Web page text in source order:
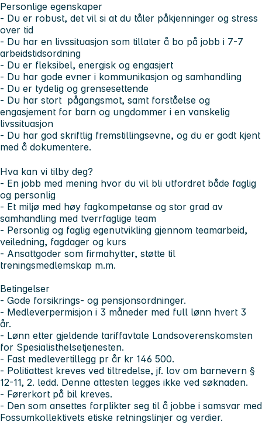
Personlige egenskaper
- Du er robust, det vil si at du tåler påkjenninger og stress
over tid
- Du har en livssituasjon som tillater å bo på jobb i 7-7
arbeidstidsordning
- Du er fleksibel, energisk og engasjert
- Du har gode evner i kommunikasjon og samhandling
- Du er tydelig og grensesettende
- Du har stort pågangsmot, samt forståelse og
engasjement for barn og ungdommer i en vanskelig
livssituasjon
- Du har god skriftlig fremstillingsevne, og du er godt kjent
med å dokumentere.
Hva kan vi tilby deg?
- En jobb med mening hvor du vil bli utfordret både faglig
og personlig
- Et miljø med høy fagkompetanse og stor grad av
samhandling med tverrfaglige team
- Personlig og faglig egenutvikling gjennom teamarbeid,
veiledning, fagdager og kurs
- Ansattgoder som firmahytter, støtte til
treningsmedlemskap m.m.
Betingelser
- Gode forsikrings- og pensjonsordninger.
- Medleverpermisjon i 3 måneder med full lønn hvert 3
år.
- Lønn etter gjeldende tariffavtale Landsoverenskomsten
for Spesialisthelsetjenesten.
- Fast medlevertillegg pr år kr 146 500.
- Politiattest kreves ved tiltredelse, jf. lov om barnevern §
12-11, 2. ledd. Denne attesten legges ikke ved søknaden.
- Førerkort på bil kreves.
- Den som ansettes forplikter seg til å jobbe i samsvar med
Fossumkollektivets etiske retningslinjer og verdier.